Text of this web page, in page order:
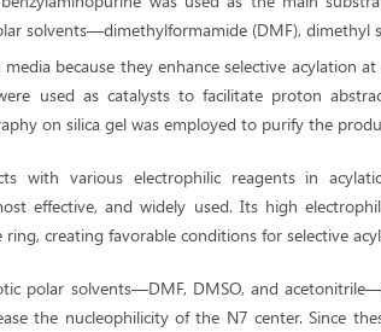
solvents—dimethylformamide (DMF), dimethyl
because they enhance selective acylation
used as catalysts to facilitate proton
on silica gel was employed to purify the
with various electrophilic reagents in
effective, and widely used. Its high
creating favorable conditions for selective
polar solvents—DMF, DMSO, and
the nucleophilicity of the N7 center. Since